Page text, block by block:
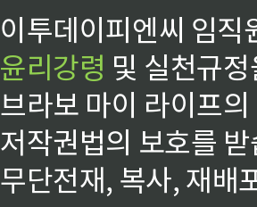
이투데이피엔씨 임
윤리강령 및 실천규
브라보 마이 라이프
저작권법의 보호를
무단전재, 복사, 재배